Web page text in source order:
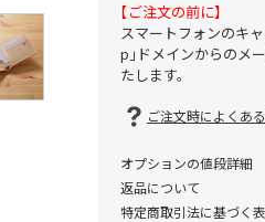
【ご注文の前に】
スマートフォンのキ
p」ドメインからのメ
たします。
ご注文時によくあ
オプションの値段詳細
返品について
特定商取引法に基づく